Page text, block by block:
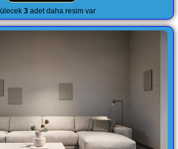
3 adet daha resim var